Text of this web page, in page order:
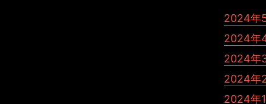
2024年
2024年
2024年
2024年
2024年